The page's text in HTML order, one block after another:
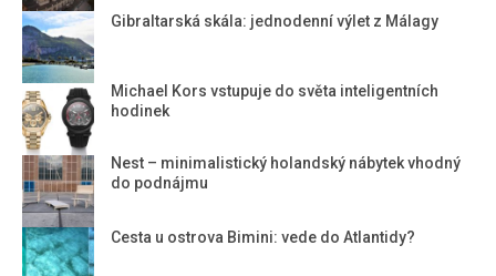
Gibraltarská skála: jednodenní výlet z Málagy
Michael Kors vstupuje do světa inteligentních
hodinek
Nest – minimalistický holandský nábytek vhodný
do podnájmu
Cesta u ostrova Bimini: vede do Atlantidy?